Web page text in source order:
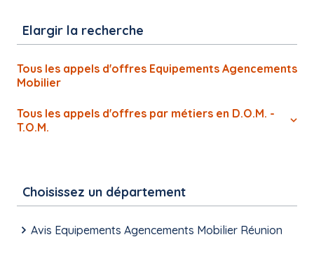
Elargir la recherche
Tous les appels d'offres Equipements Agencements
Mobilier
Tous les appels d'offres par métiers en D.O.M. -
T.O.M.
Choisissez un département
Avis Equipements Agencements Mobilier Réunion